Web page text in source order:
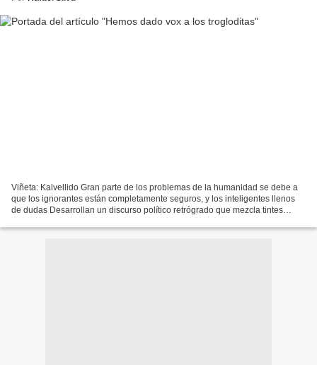
Viñeta: Kalvellido Gran parte de los problemas de la humanidad se debe a
que los ignorantes están completamente seguros, y los inteligentes llenos
de dudas Desarrollan un discurso político retrógrado que mezcla tintes